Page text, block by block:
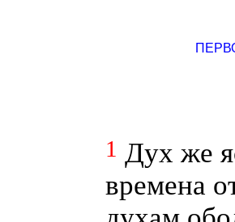
1 Дух же
времена